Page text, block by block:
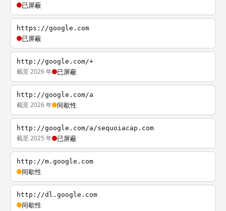
已屏蔽
https://google.com
已屏蔽
http://google.com/+
截至 2026 年 已屏蔽
http://google.com/a
截至 2026 年 间歇性
http://google.com/a/sequoiacap.com
截至 2025 年 已屏蔽
http://m.google.com
间歇性
http://dl.google.com
间歇性